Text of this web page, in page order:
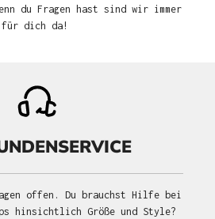
du Fragen hast sind wir immer
für dich da!
offen. Du brauchst Hilfe bei
hinsichtlich Größe und Style?